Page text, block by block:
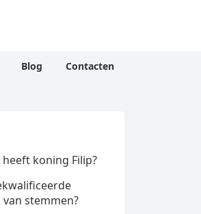
Blog Contacten
koning Filip?
stemmen?